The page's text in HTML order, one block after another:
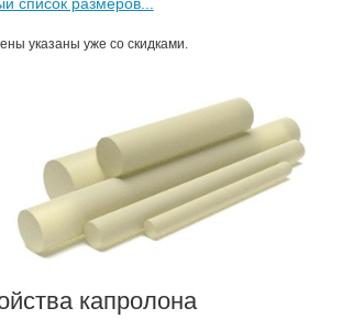
указаны уже со скидками.
капролона